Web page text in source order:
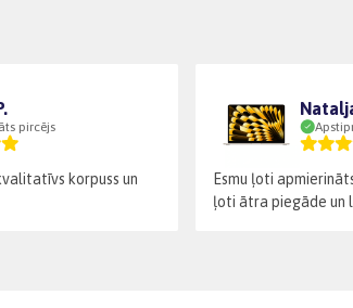
pircējs
korpuss un
Esmu ļoti
ļoti ātra piegāde un